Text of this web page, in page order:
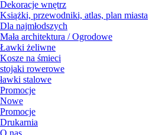
Dekoracje wnętrz
Książki, przewodniki, atlas, plan miasta
Dla najmłodszych
Mała architektura / Ogrodowe
Ławki żeliwne
Kosze na śmieci
stojaki rowerowe
ławki stalowe
Promocje
Nowe
Promocje
Drukarnia
O nas